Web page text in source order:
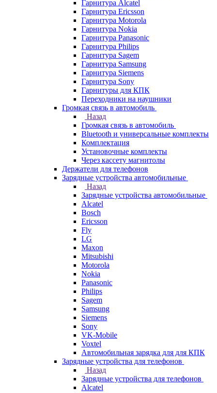
Гарнитура Alcatel
Гарнитура Ericsson
Гарнитура Motorola
Гарнитура Nokia
Гарнитура Panasonic
Гарнитура Philips
Гарнитура Sagem
Гарнитура Samsung
Гарнитура Siemens
Гарнитура Sony
Гарнитуры для КПК
Переходники на наушники
Громкая связь в автомобиль
Назад
Громкая связь в автомобиль
Bluetooth и универсальные комплекты
Комплектация
Установочные комплекты
Через кассету магнитолы
Держатели для телефонов
Зарядные устройства автомобильные
Назад
Зарядные устройства автомобильные
Alcatel
Bosch
Ericsson
Fly
LG
Maxon
Mitsubishi
Motorola
Nokia
Panasonic
Philips
Sagem
Samsung
Siemens
Sony
VK-Mobile
Voxtel
Автомобильная зарядка для для КПК
Зарядные устройства для телефонов
Назад
Зарядные устройства для телефонов
Alcatel